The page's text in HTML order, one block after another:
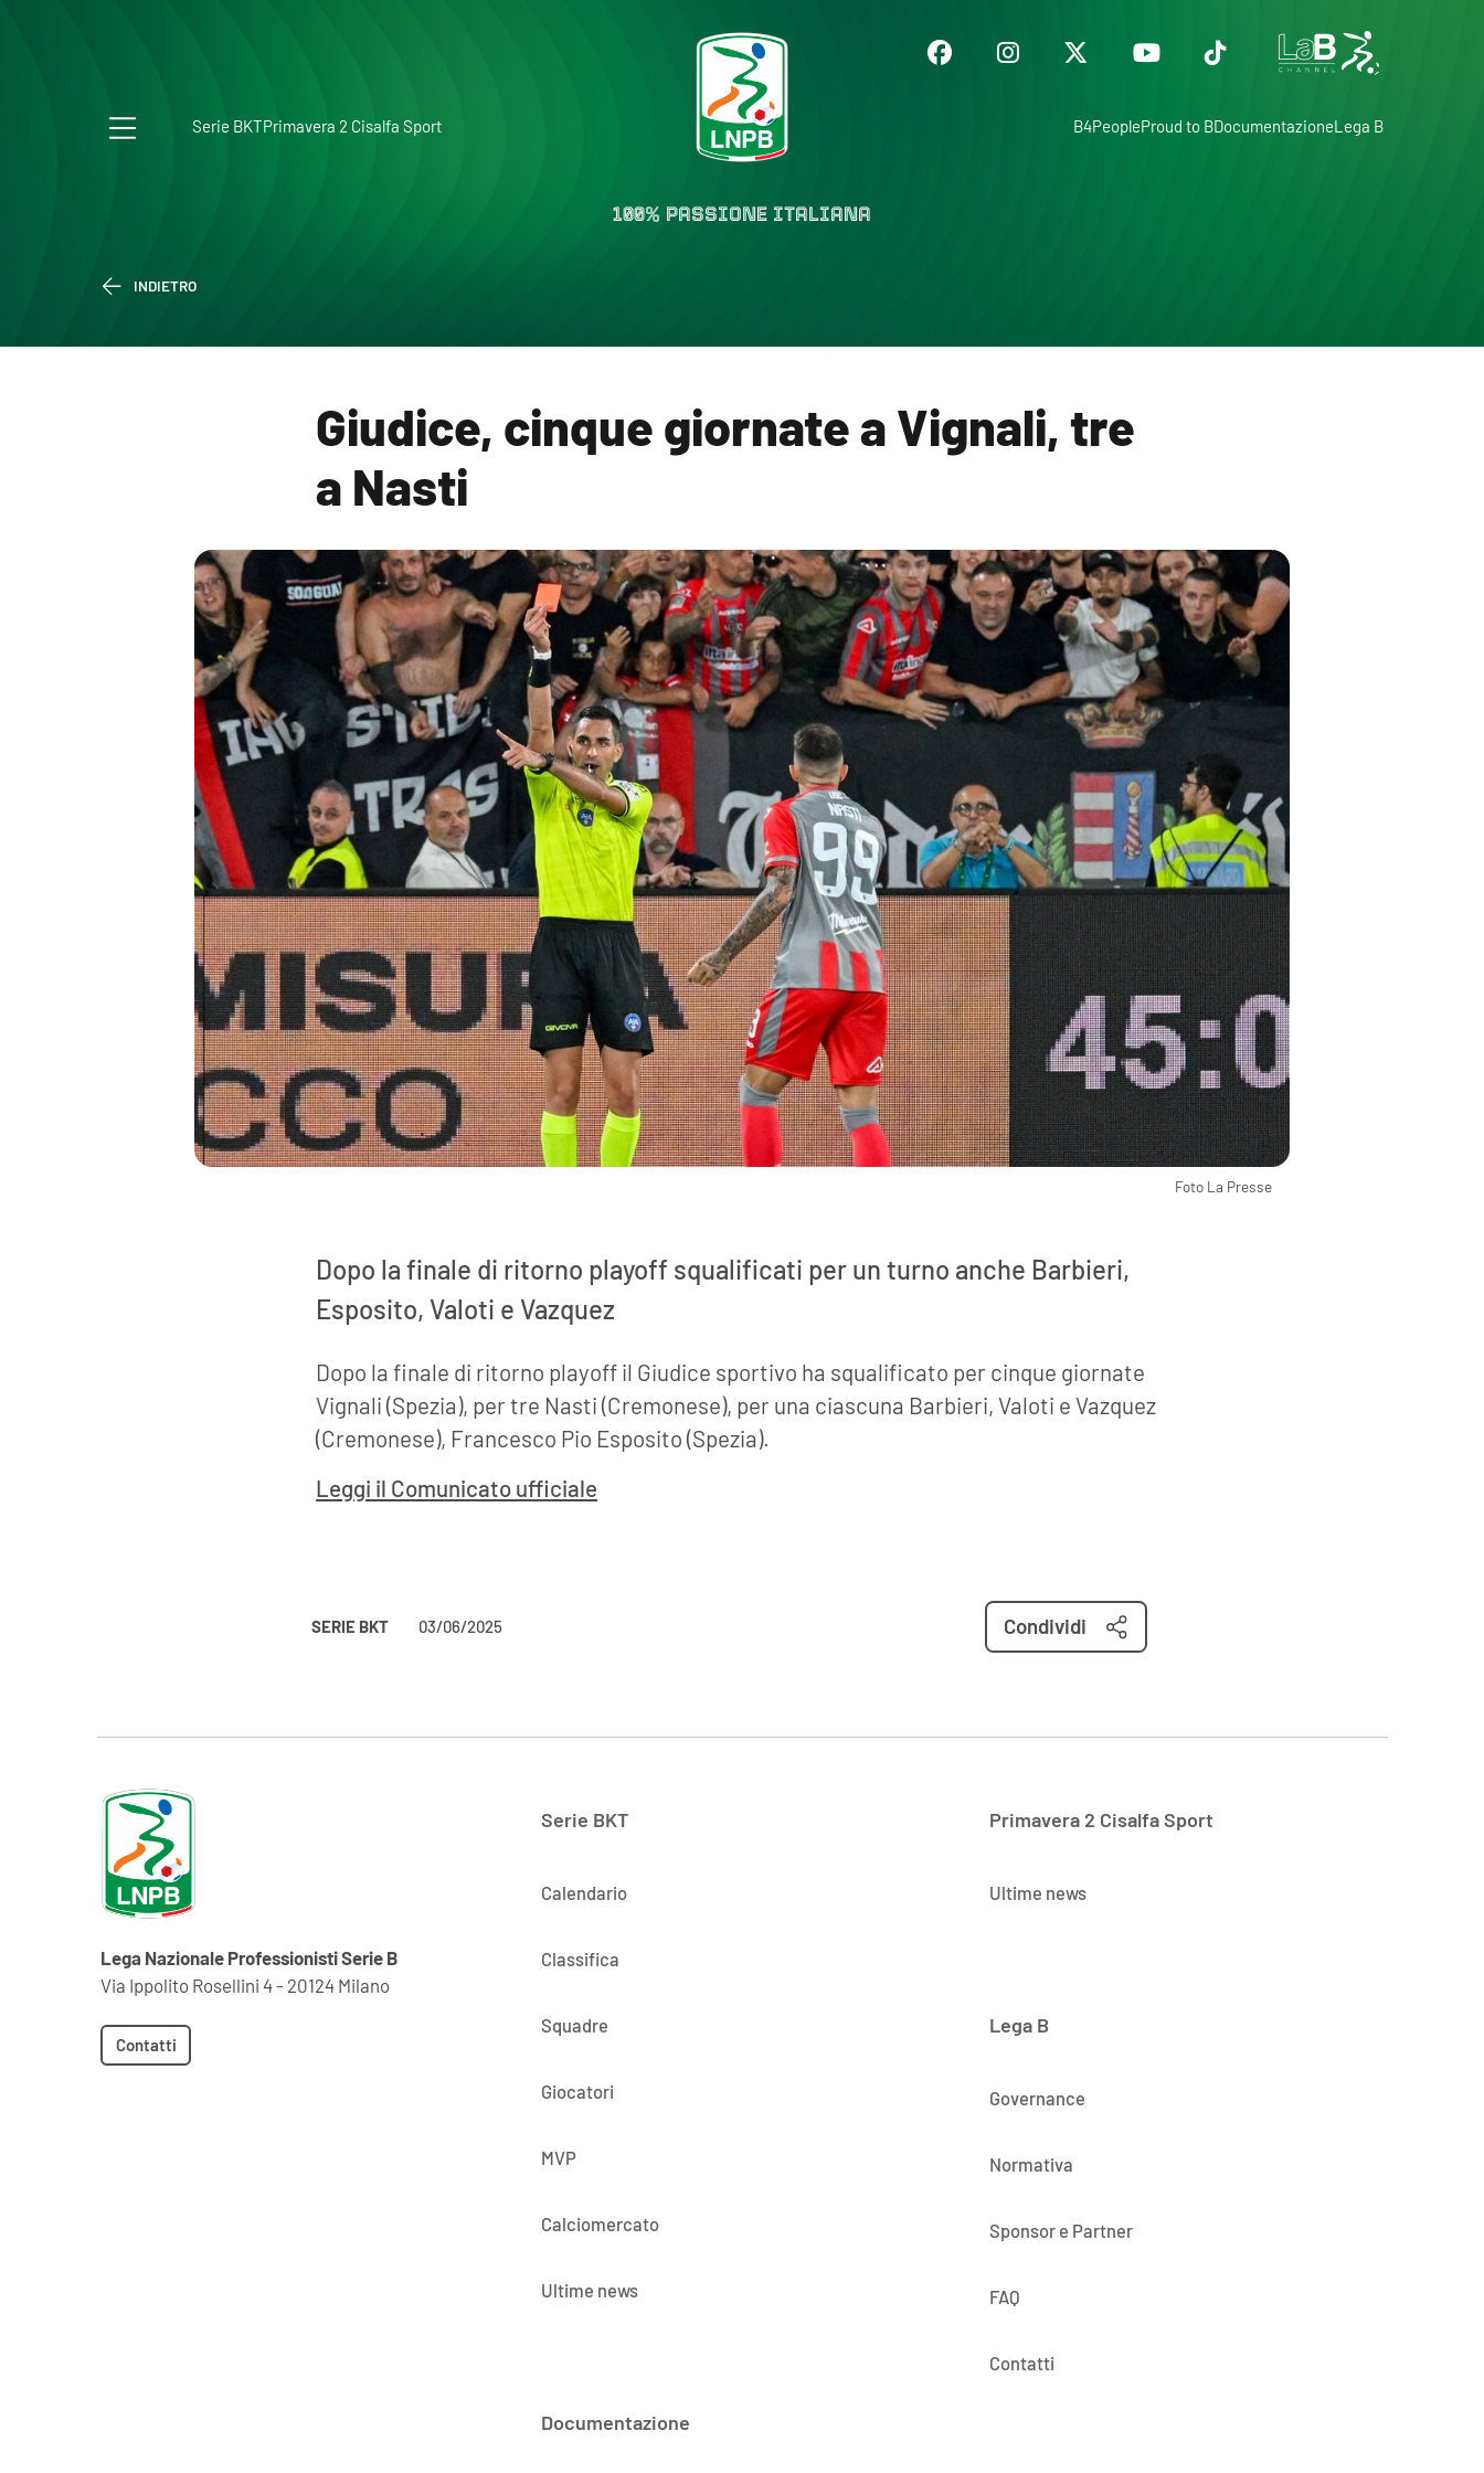
100% PASSIONE ITALIANA
Serie BKTPrimavera 2 Cisalfa Sport B4PeopleProud to BDocumentazioneLega B
INDIETRO
Giudice, cinque giornate a Vignali, tre
a Nasti
Foto La Presse
Dopo la finale di ritorno playoff squalificati per un turno anche Barbieri,
Esposito, Valoti e Vazquez
Dopo la finale di ritorno playoff il Giudice sportivo ha squalificato per cinque giornate
Vignali (Spezia), per tre Nasti (Cremonese), per una ciascuna Barbieri, Valoti e Vazquez
(Cremonese), Francesco Pio Esposito (Spezia).
Leggi il Comunicato ufficiale
SERIE BKT 03/06/2025 Condividi
Lega Nazionale Professionisti Serie B
Via Ippolito Rosellini 4 - 20124 Milano
Contatti
Serie BKT
Calendario
Classifica
Squadre
Giocatori
MVP
Calciomercato
Ultime news
Primavera 2 Cisalfa Sport
Ultime news
Lega B
Governance
Normativa
Sponsor e Partner
FAQ
Contatti
Documentazione